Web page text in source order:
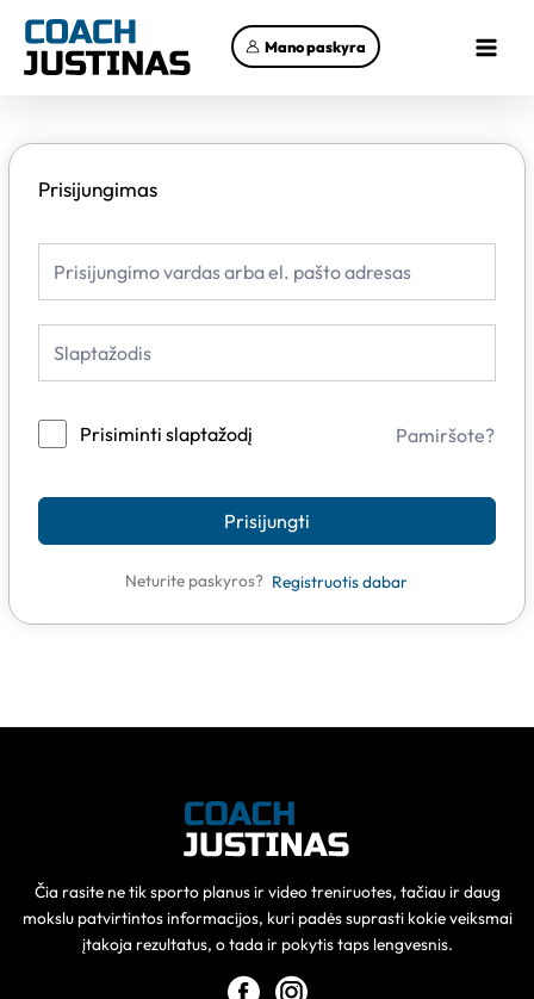
prie
turinio
Mano paskyra
Menu
Prisijungimas
Prisiminti slaptažodį Pamiršote?
Prisijungti
Neturite paskyros? Registruotis dabar
Čia rasite ne tik sporto planus ir video treniruotes, tačiau ir daug
mokslu patvirtintos informacijos, kuri padės suprasti kokie veiksmai
įtakoja rezultatus, o tada ir pokytis taps lengvesnis.